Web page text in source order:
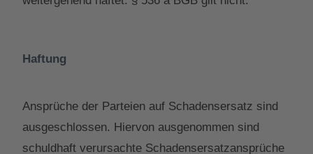
Haftung
Ansprüche der Parteien auf Schadensersatz sind
ausgeschlossen. Hiervon ausgenommen sind
schuldhaft verursachte Schadensersatzansprüche